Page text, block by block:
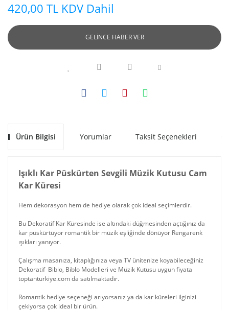
420,00 TL KDV Dahil
GELİNCE HABER VER
Ürün Bilgisi Yorumlar Taksit Seçenekleri
Işıklı Kar Püskürten Sevgili Müzik Kutusu Cam
Kar Küresi
Hem dekorasyon hem de hediye olarak çok ideal seçimlerdir.
Bu Dekoratif Kar Küresinde ise altındaki düğmesinden açtığınız da
kar püskürtüyor romantik bir müzik eşliğinde dönüyor Rengarenk
ışıkları yanıyor.
Çalışma masanıza, kitaplığınıza veya TV ünitenize koyabileceğiniz
Dekoratif Biblo, Biblo Modelleri ve Müzik Kutusu uygun fiyata
toptanturkiye.com da satılmaktadır.
Romantik hediye seçeneği arıyorsanız ya da kar küreleri ilginizi
çekiyorsa çok ideal bir ürün.